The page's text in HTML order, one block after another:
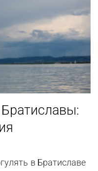
в Братиславе